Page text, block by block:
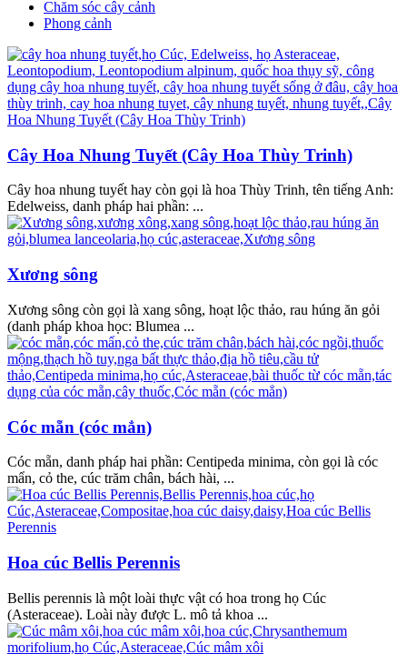
Chăm sóc cây cảnh
Phong cảnh
Cây Hoa Nhung Tuyết (Cây Hoa Thùy Trinh)
Cây hoa nhung tuyết hay còn gọi là hoa Thùy Trinh, tên tiếng Anh:
Edelweiss, danh pháp hai phần: ...
Xương sông
Xương sông còn gọi là xang sông, hoạt lộc thảo, rau húng ăn gỏi
(danh pháp khoa học: Blumea ...
Cóc mẵn (cóc mẳn)
Cóc mẵn, danh pháp hai phần: Centipeda minima, còn gọi là cóc
mẩn, cỏ the, cúc trăm chân, bách hài, ...
Hoa cúc Bellis Perennis
Bellis perennis là một loài thực vật có hoa trong họ Cúc
(Asteraceae). Loài này được L. mô tả khoa ...